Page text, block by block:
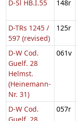
D-Sl HB.I.55 148r
D-TRs 1245 /
597 (revised)
125r
D-W Cod.
Guelf. 28
Helmst.
(Heinemann-
Nr. 31)
061v
D-W Cod.
057r